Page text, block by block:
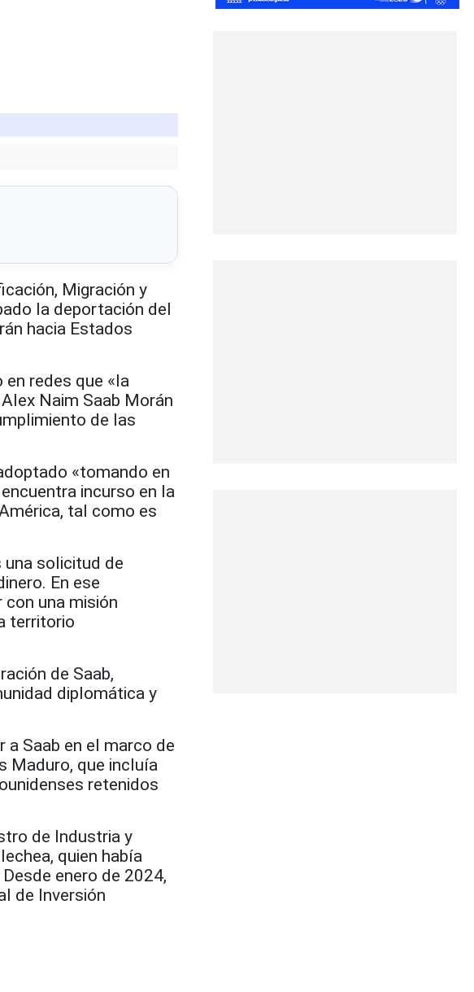
Migración y
la deportación del
hacia Estados
redes que «la
Naim Saab Morán
de las
«tomando en
incurso en la
tal como es
una solicitud de
En ese
una misión
territorio
de Saab,
diplomática y
a Saab en el marco de
Maduro, que incluía
retenidos
de Industria y
quien había
enero de 2024,
de Inversión